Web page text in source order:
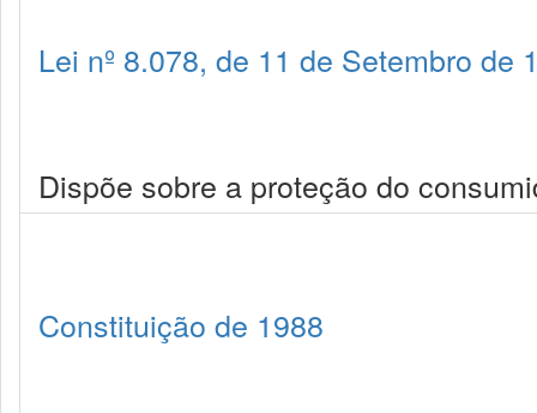
Lei nº 8.078, de 11 de Setembro de
Dispõe sobre a proteção do
Constituição de 1988